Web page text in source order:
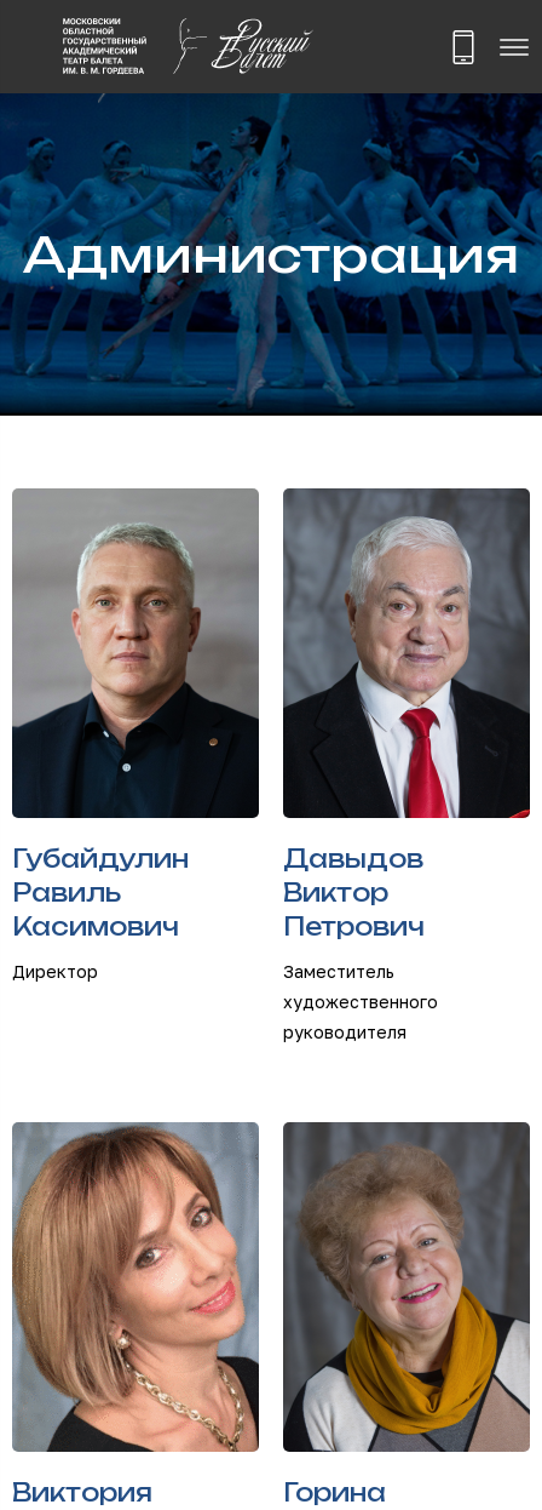
Администрация
Губайдулин
Равиль
Касимович
Директор
Давыдов
Виктор
Петрович
Заместитель
художественного
руководителя
Виктория
Горина